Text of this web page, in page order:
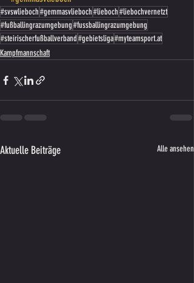
#svswlieboch#gemmasvlieboch#lieboch#liebochvernetzt
#fußballingrazumgebung#fussballingrazumgebung
#steirischerfußballverband#gebietsliga#myteamsport.at
Kampfmannschaft
Aktuelle Beiträge Alle ansehen